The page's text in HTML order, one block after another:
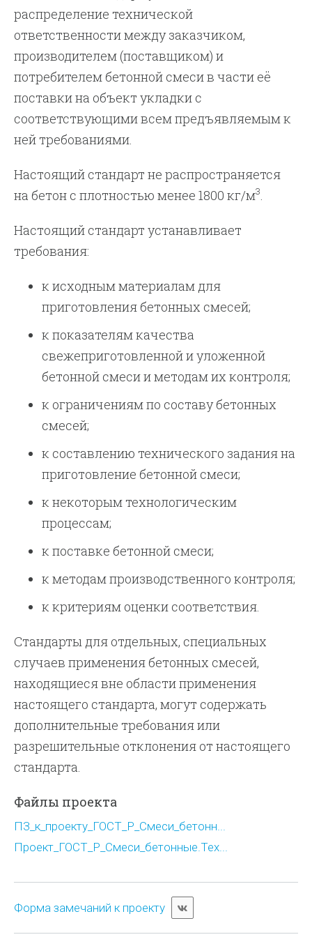
распределение технической
ответственности между заказчиком,
производителем (поставщиком) и
потребителем бетонной смеси в части её
поставки на объект укладки с
соответствующими всем предъявляемым к
ней требованиями.
Настоящий стандарт не распространяется
на бетон с плотностью менее 1800 кг/м3.
Настоящий стандарт устанавливает
требования:
к исходным материалам для
приготовления бетонных смесей;
к показателям качества
свежеприготовленной и уложенной
бетонной смеси и методам их контроля;
к ограничениям по составу бетонных
смесей;
к составлению технического задания на
приготовление бетонной смеси;
к некоторым технологическим
процессам;
к поставке бетонной смеси;
к методам производственного контроля;
к критериям оценки соответствия.
Стандарты для отдельных, специальных
случаев применения бетонных смесей,
находящиеся вне области применения
настоящего стандарта, могут содержать
дополнительные требования или
разрешительные отклонения от настоящего
стандарта.
Файлы проекта
ПЗ_к_проекту_ГОСТ_Р_Смеси_бетонн...
Проект_ГОСТ_Р_Смеси_бетонные.Тех...
Форма замечаний к проекту